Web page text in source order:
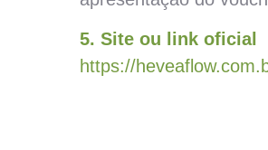
5. Site ou link oficial
https://